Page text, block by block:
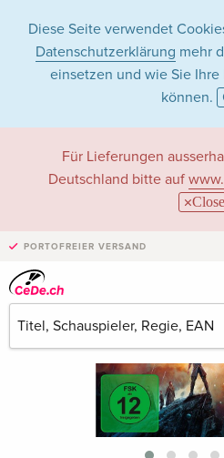
Diese Seite verwendet
Datenschutzerklärung mehr
einsetzen und wie Sie
können.
Für Lieferungen
Deutschland bitte auf
Close
PORTOFREIER VERSAND